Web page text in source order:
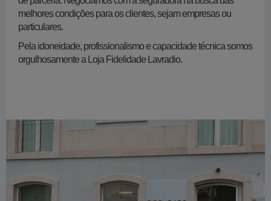
melhores condições para os clientes, sejam empresas ou
particulares.
Pela idoneidade, profissionalismo e capacidade técnica somos
orgulhosamente a Loja Fidelidade Lavradio.